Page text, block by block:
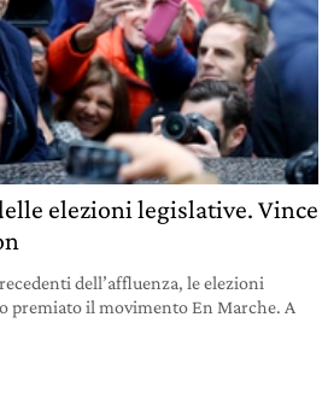
elezioni legislative. Vince
dell’affluenza, le elezioni
premiato il movimento En Marche. A